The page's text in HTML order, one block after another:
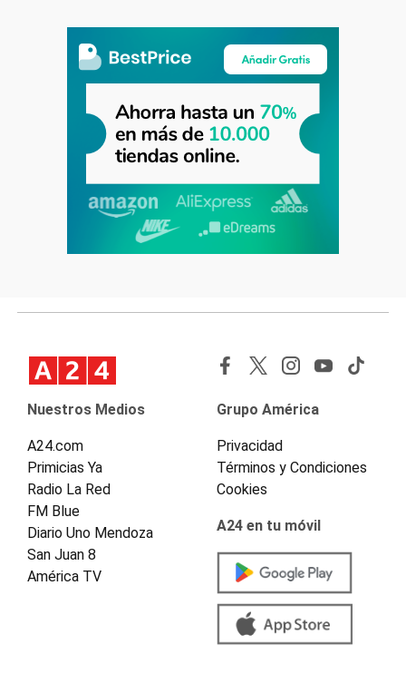
Nuestros Medios
A24.com
Primicias Ya
Radio La Red
FM Blue
Diario Uno Mendoza
San Juan 8
América TV
Grupo América
Privacidad
Términos y Condiciones
Cookies
A24 en tu móvil